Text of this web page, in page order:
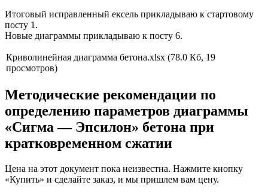
Итоговый исправленный ексель прикладываю к стартовому
посту 1.
Новые диаграммы прикладываю к посту 6.
Криволинейная диаграмма бетона.xlsx (78.0 Кб, 19
просмотров)
Методические рекомендации по
определению параметров диаграммы
«Сигма — Эпсилон» бетона при
кратковременном сжатии
Цена на этот документ пока неизвестна. Нажмите кнопку
«Купить» и сделайте заказ, и мы пришлем вам цену.